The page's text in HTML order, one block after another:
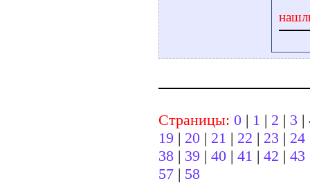
Страницы: 0 | 1 | 2 | 3 |
19 | 20 | 21 | 22 | 23 | 24
38 | 39 | 40 | 41 | 42 | 43
57 | 58